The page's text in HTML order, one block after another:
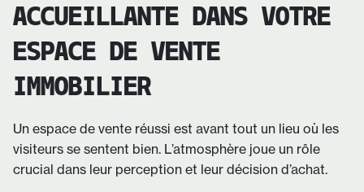
ACCUEILLANTE DANS VOTRE
ESPACE DE VENTE
IMMOBILIER
Un espace de vente réussi est avant tout un lieu où les
visiteurs se sentent bien. L’atmosphère joue un rôle
crucial dans leur perception et leur décision d’achat.